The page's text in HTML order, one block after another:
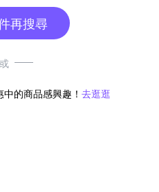
再搜尋
或
的商品感興趣！ 去逛逛